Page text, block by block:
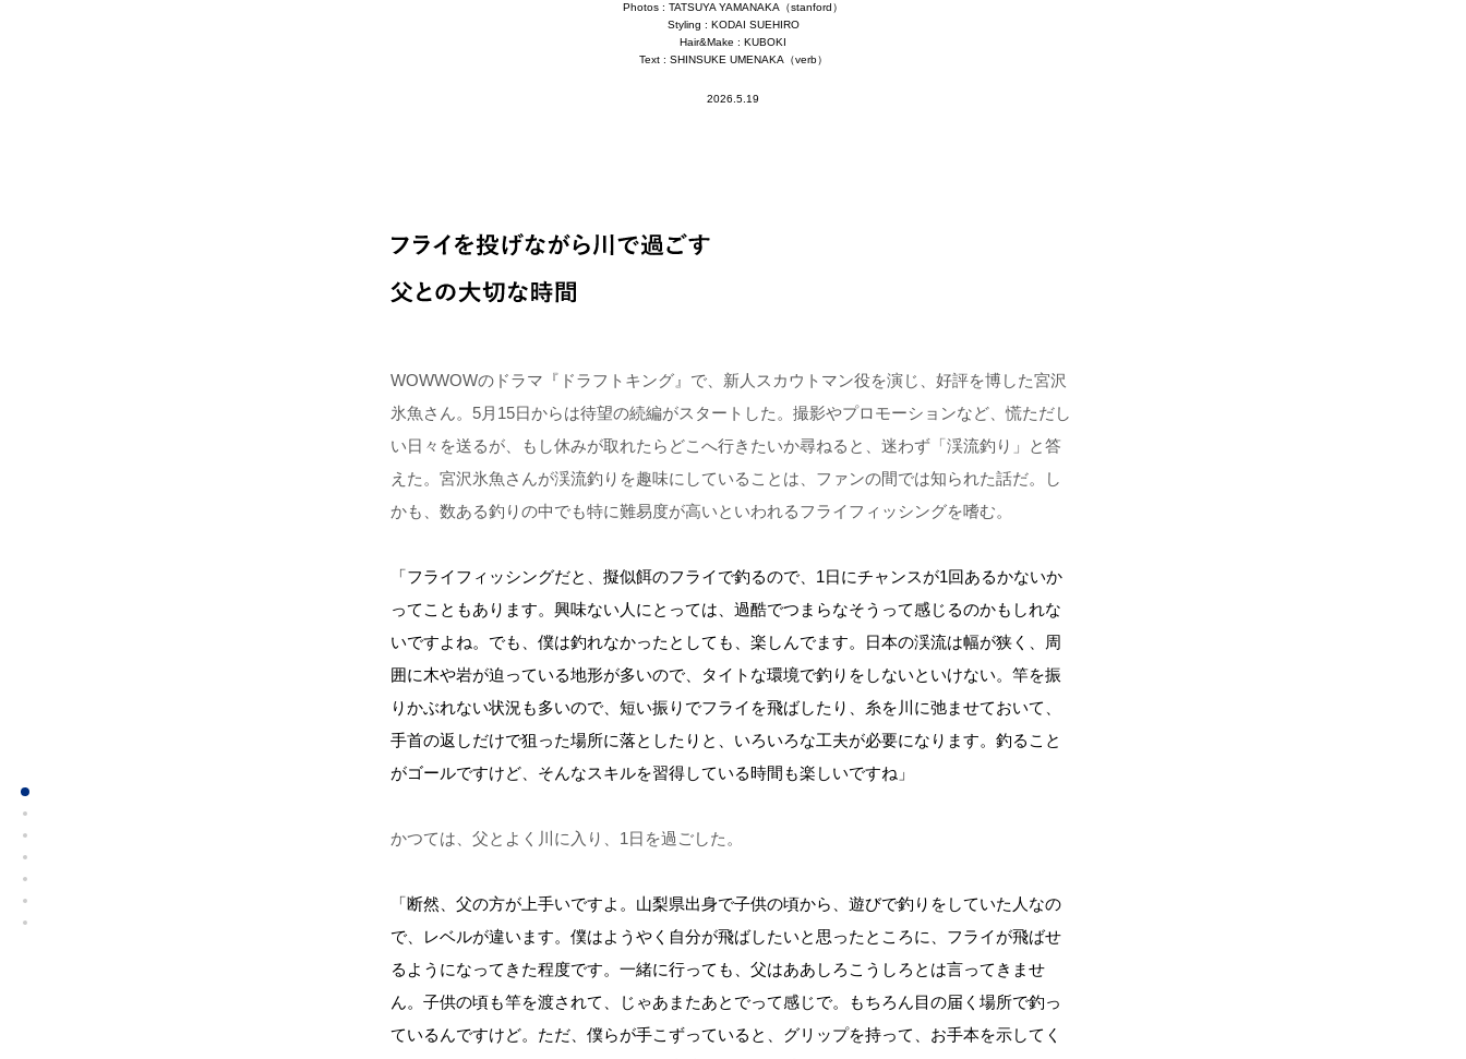
Photos : TATSUYA YAMANAKA（stanford）
Styling : KODAI SUEHIRO
Hair&Make : KUBOKI
Text : SHINSUKE UMENAKA（verb）
2026.5.19
WOWWOWのドラマ『ドラフトキング』で、新人スカウトマン役を演じ、好評を博した宮沢
氷魚さん。5月15日からは待望の続編がスタートした。撮影やプロモーションなど、慌ただし
い日々を送るが、もし休みが取れたらどこへ行きたいか尋ねると、迷わず「渓流釣り」と答
えた。宮沢氷魚さんが渓流釣りを趣味にしていることは、ファンの間では知られた話だ。し
かも、数ある釣りの中でも特に難易度が高いといわれるフライフィッシングを嗜む。
「フライフィッシングだと、擬似餌のフライで釣るので、1日にチャンスが1回あるかないか
ってこともあります。興味ない人にとっては、過酷でつまらなそうって感じるのかもしれな
いですよね。でも、僕は釣れなかったとしても、楽しんでます。日本の渓流は幅が狭く、周
囲に木や岩が迫っている地形が多いので、タイトな環境で釣りをしないといけない。竿を振
りかぶれない状況も多いので、短い振りでフライを飛ばしたり、糸を川に弛ませておいて、
手首の返しだけで狙った場所に落としたりと、いろいろな工夫が必要になります。釣ること
がゴールですけど、そんなスキルを習得している時間も楽しいですね」
かつては、父とよく川に入り、1日を過ごした。
「断然、父の方が上手いですよ。山梨県出身で子供の頃から、遊びで釣りをしていた人なの
で、レベルが違います。僕はようやく自分が飛ばしたいと思ったところに、フライが飛ばせ
るようになってきた程度です。一緒に行っても、父はああしろこうしろとは言ってきませ
ん。子供の頃も竿を渡されて、じゃあまたあとでって感じで。もちろん目の届く場所で釣っ
ているんですけど。ただ、僕らが手こずっていると、グリップを持って、お手本を示してく